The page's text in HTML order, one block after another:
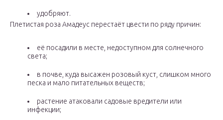
удобряют.
Плетистая роза Амадеус перестаёт цвести по ряду причин:
её посадили в месте, недоступном для солнечного
света;
в почве, куда высажен розовый куст, слишком много
песка и мало питательных веществ;
растение атаковали садовые вредители или
инфекции;